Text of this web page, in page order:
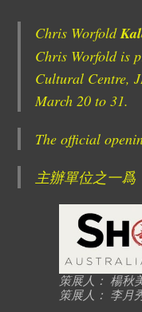
Chris Worfold
Chris Worfold is
Cultural Centre,
March 20 to 31.
The official
主辦單位之一爲
策展人： 楊秋
策展人： 李月